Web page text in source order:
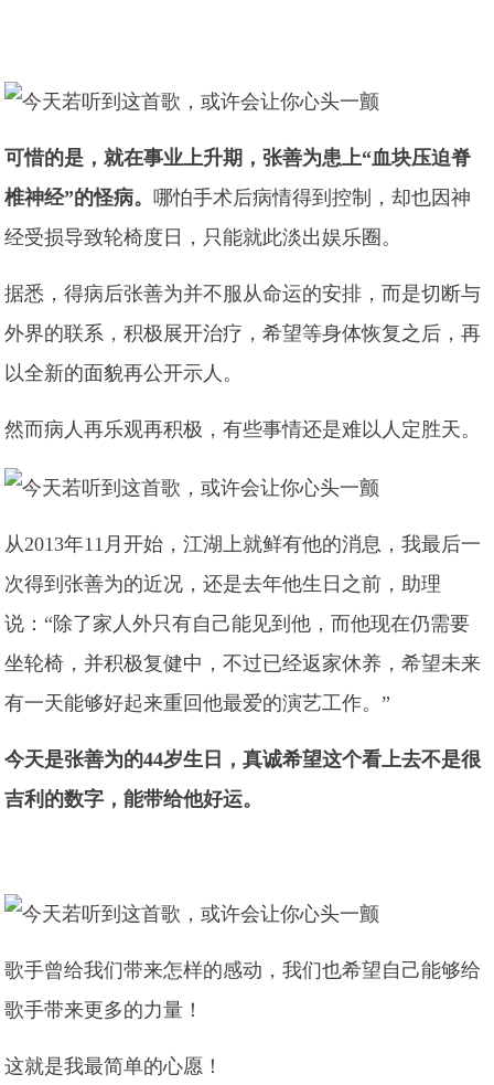
可惜的是，就在事业上升期，张善为患上“血块压迫脊
椎神经”的怪病。哪怕手术后病情得到控制，却也因神
经受损导致轮椅度日，只能就此淡出娱乐圈。
据悉，得病后张善为并不服从命运的安排，而是切断与
外界的联系，积极展开治疗，希望等身体恢复之后，再
以全新的面貌再公开示人。
然而病人再乐观再积极，有些事情还是难以人定胜天。
从2013年11月开始，江湖上就鲜有他的消息，我最后一
次得到张善为的近况，还是去年他生日之前，助理
说：“除了家人外只有自己能见到他，而他现在仍需要
坐轮椅，并积极复健中，不过已经返家休养，希望未来
有一天能够好起来重回他最爱的演艺工作。”
今天是张善为的44岁生日，真诚希望这个看上去不是很
吉利的数字，能带给他好运。
歌手曾给我们带来怎样的感动，我们也希望自己能够给
歌手带来更多的力量！
这就是我最简单的心愿！